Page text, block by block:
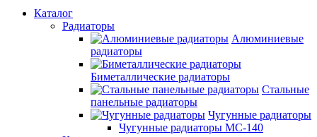
Каталог
Радиаторы
Алюминиевые
радиаторы
Биметаллические радиаторы
Стальные
панельные радиаторы
Чугунные радиаторы
Чугунные радиаторы МС-140